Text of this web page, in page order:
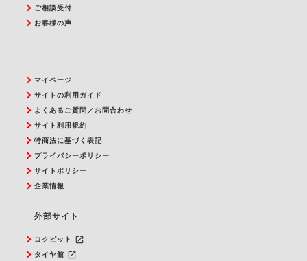
ご相談受付
お客様の声
マイページ
サイトの利用ガイド
よくあるご質問／お問合わせ
サイト利用規約
特商法に基づく表記
プライバシーポリシー
サイトポリシー
企業情報
外部サイト
コクピット launch
タイヤ館 launch